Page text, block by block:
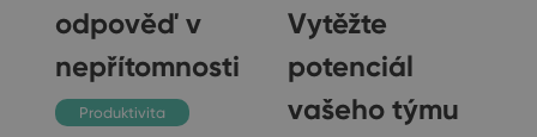
odpověď v
nepřítomnosti
Produktivita
Vytěžte
potenciál
vašeho týmu